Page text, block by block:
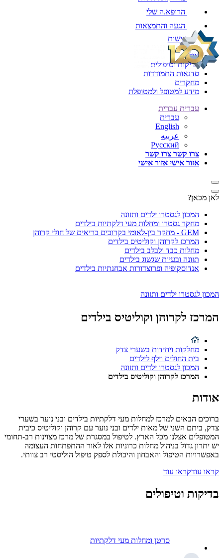
הרופא.ה שלי
הגעה והתמצאות
נגישות
אודות
בדיקות וטיפולים
סדנאות התמודדות
מחקרים
מידע למטופל ולמטופלת
עברית עברית
עברית
English
عربيه
Русский
צרו קשר צרו קשר
אזור אישי אזור אישי
לאן מכאן?
המכון לגסטרו ילדים ותזונה
מחקר גסטרו ומחלות מעי דלקתיות בילדים
GEM - מחקר בין-לאומי בקרובים בריאים של חולי קרוהן
המרכז לקרוהן וקוליטיס בילדים
מחלות כבד ולבלב בילדים
תזונה ובעיות שגשוג בילדים
אנדוסקופיה ופרוצדורות אבחנתיות בילדים
המכון לגסטרו ילדים ותזונה
המרכז לקרוהן וקוליטיס בילדים
מחלקות ויחידות בשערי צדק
בית החולים וילף לילדים
המכון לגסטרו ילדים ותזונה
המרכז לקרוהן וקוליטיס בילדים
אודות
ברוכים הבאים למרכז למחלות מעי דלקתיות בילדים ובני נוער בשערי
צדק, ביתם השני של מאות ילדים ובני נוער עם קרוהן וקוליטיס כיבית
המטופלים אצלנו מכל הארץ. לטיפול במסגרת של מרכז מצוינות רב-תחומי
יש יתרון גדול בניהול מחלות כרוניות אלו לאור ההתפתחות העצומה
באפשרויות הטיפול והאבחון והיכולת לספק טיפול הוליסטי רב צוותי.
קראו עודקראו עוד
בדיקות וטיפולים
סרטן ומחלות מעי דלקתיות